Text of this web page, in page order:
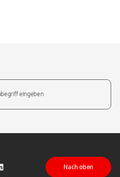
auf TikTokauf LinkedIn
Nach oben